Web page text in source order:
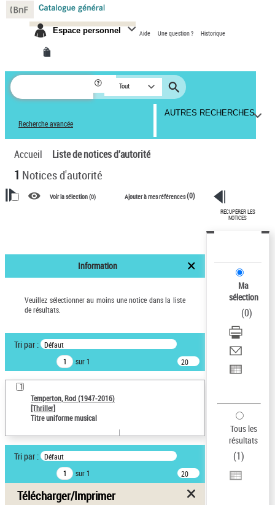
Espace personnel Aide Une question ? Historique
Tout
Recherche avancée
AUTRES RECHERCHES
Accueil Liste de notices d’autorité
1 Notices d'autorité
notices d’autorité
Temperton, Rod (1947-2016)
Titre uniforme musical
ne s'applique pas
Sauvegarder votre
recherche
AFFINER
Type de notice d'autorité
Titre uniforme musical(1)
Voir la sélection (0) Ajouter à mes références(0)
Information
Veuillez sélectionner au moins une notice dans la liste
de résultats.
Tri par : Défaut
sur 1
20
résultats/page
1
Temperton, Rod (1947-2016)
[Thriller]
Titre uniforme musical
Tri par : Défaut
sur 1
20
résultats/page
Télécharger/Imprimer
RÉCUPÉRER LES
NOTICES
Ma
sélection
(0)
Tous les
résultats
(1)
Panneau de gestion des cookies